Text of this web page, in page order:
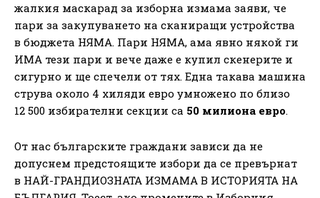
жалкия маскарад за изборна измама заяви, че
пари за закупуването на сканиращи устройства
в бюджета НЯМА. Пари НЯМА, ама явно някой ги
ИМА тези пари и вече даже е купил скенерите и
сигурно и ще спечели от тях. Една такава машина
струва около 4 хиляди евро умножено по близо
12 500 избирателни секции са 50 милиона евро.
От нас българските граждани зависи да не
допуснем предстоящите избори да се превърнат
в НАЙ-ГРАНДИОЗНАТА ИЗМАМА В ИСТОРИЯТА НА